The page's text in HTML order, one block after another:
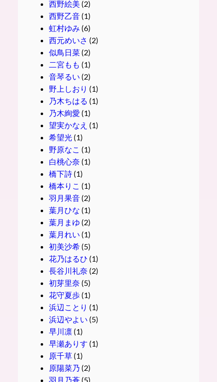
西野絵美 (2)
西野乙音(1)
虹村ゆみ (6)
西元めいさ (2)
似鳥日菜(2)
二宮もも (1)
音琴るい (2)
野上しおり (1)
乃木ちはる (1)
乃木絢愛 (1)
望実かなえ (1)
希望光(1)
野原なこ (1)
白桃心奈 (1)
橋下詩(1)
橋本りこ (1)
羽月果音(2)
葉月ひな (1)
葉月まゆ (2)
葉月れい (1)
初美沙希(5)
花乃はるひ (1)
長谷川礼奈 (2)
初芽里奈 (5)
花守夏歩(1)
浜辺ことり (1)
浜辺やよい (5)
早川凛(1)
早瀬ありす (1)
原千草 (1)
原陽菜乃 (2)
羽月乃蒼(5)